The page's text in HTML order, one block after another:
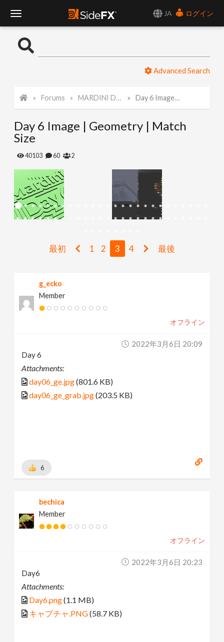
JA
ログイン
o
l
e
a
Advanced Search
Forums MARDINI Daily Art Challenge 2022 Day 6 Image | Geometry | Match Size
Day 6 Image | Geometry | Match
Size
40103 60 2
最初 1 2 3 4 最後
g_ecko
Member
オフライン
2022年3月6日 20:09
Day 6
Attachments:
day06_ge.jpg(801.6 KB)
day06_ge_grab.jpg(203.5 KB)
6
bechica
Member
オフライン
2022年3月6日 20:23
Day6
Attachments:
Day6.png(1.1 MB)
キャプチャ.PNG(58.7 KB)